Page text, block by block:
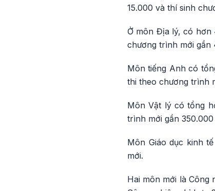
15.000 và thí sinh
Ở môn Địa lý, có hơn
chương trình mới gần
Môn tiếng Anh có
thi theo chương trình
Môn Vật lý có tổng
trình mới gần 350.000
Môn Giáo dục kinh
mới.
Hai môn mới là